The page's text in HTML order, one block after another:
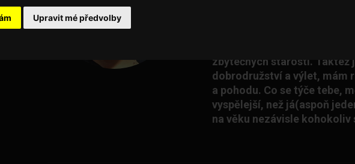
Upravit mé předvolby
zbytečných starostí. Taktéž
dobrodružství a výlet, mám
a pohodu. Co se týče tebe,
vyspělejší, než já(aspoň
na věku nezávisle kohokoliv